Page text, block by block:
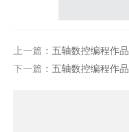
上一篇： 五轴数控编程作品
下一篇： 五轴数控编程作品